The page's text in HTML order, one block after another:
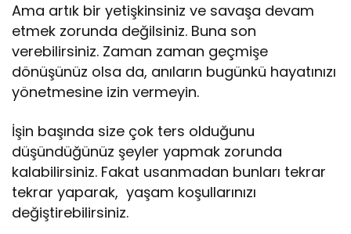
Ama artık bir yetişkinsiniz ve savaşa devam
etmek zorunda değilsiniz. Buna son
verebilirsiniz. Zaman zaman geçmişe
dönüşünüz olsa da, anıların bugünkü hayatınızı
yönetmesine izin vermeyin.
İşin başında size çok ters olduğunu
düşündüğünüz şeyler yapmak zorunda
kalabilirsiniz. Fakat usanmadan bunları tekrar
tekrar yaparak, yaşam koşullarınızı
değiştirebilirsiniz.